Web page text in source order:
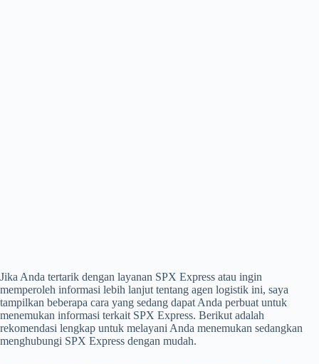
Jika Anda tertarik dengan layanan SPX Express atau ingin
memperoleh informasi lebih lanjut tentang agen logistik ini, saya
tampilkan beberapa cara yang sedang dapat Anda perbuat untuk
menemukan informasi terkait SPX Express. Berikut adalah
rekomendasi lengkap untuk melayani Anda menemukan sedangkan
menghubungi SPX Express dengan mudah.